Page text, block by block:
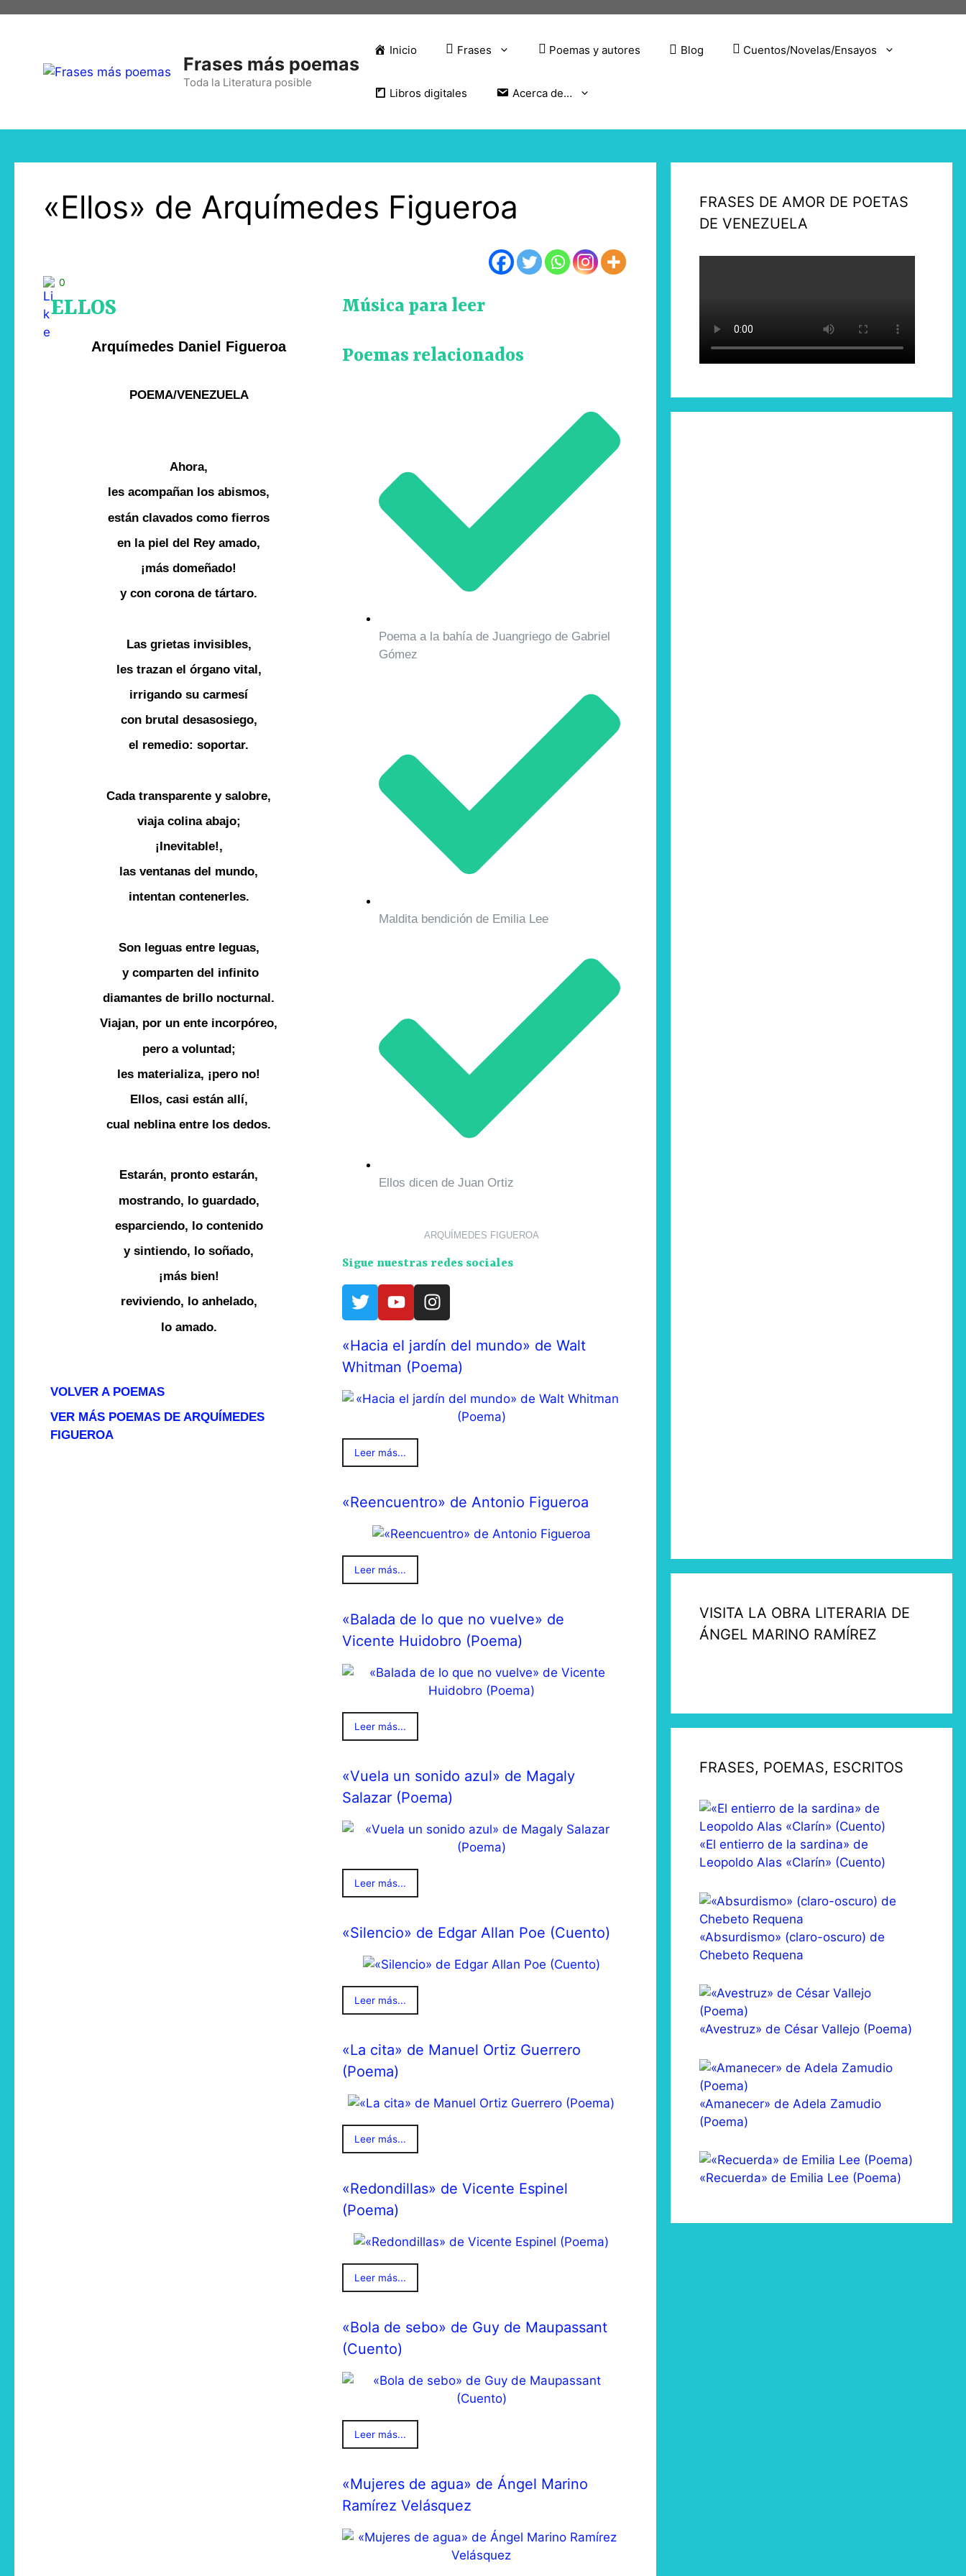
Frases más poemas
Toda la Literatura posible
Inicio Frases Poemas y autores Blog Cuentos/Novelas/Ensayos
Libros digitales Acerca de…
«Ellos» de Arquímedes Figueroa
0
ELLOS
Arquímedes Daniel Figueroa
POEMA/VENEZUELA
Ahora,
les acompañan los abismos,
están clavados como fierros
en la piel del Rey amado,
¡más domeñado!
y con corona de tártaro.
Las grietas invisibles,
les trazan el órgano vital,
irrigando su carmesí
con brutal desasosiego,
el remedio: soportar.
Cada transparente y salobre,
viaja colina abajo;
¡Inevitable!,
las ventanas del mundo,
intentan contenerles.
Son leguas entre leguas,
y comparten del infinito
diamantes de brillo nocturnal.
Viajan, por un ente incorpóreo,
pero a voluntad;
les materializa, ¡pero no!
Ellos, casi están allí,
cual neblina entre los dedos.
Estarán, pronto estarán,
mostrando, lo guardado,
esparciendo, lo contenido
y sintiendo, lo soñado,
¡más bien!
reviviendo, lo anhelado,
lo amado.
VOLVER A POEMAS
VER MÁS POEMAS DE ARQUÍMEDES
FIGUEROA
Música para leer
Poemas relacionados
Poema a la bahía de Juangriego de Gabriel
Gómez
Maldita bendición de Emilia Lee
Ellos dicen de Juan Ortiz
ARQUÍMEDES FIGUEROA
Sigue nuestras redes sociales
«Hacia el jardín del mundo» de Walt
Whitman (Poema)
Leer más...
«Reencuentro» de Antonio Figueroa
Leer más...
«Balada de lo que no vuelve» de
Vicente Huidobro (Poema)
Leer más...
«Vuela un sonido azul» de Magaly
Salazar (Poema)
Leer más...
«Silencio» de Edgar Allan Poe (Cuento)
Leer más...
«La cita» de Manuel Ortiz Guerrero
(Poema)
Leer más...
«Redondillas» de Vicente Espinel
(Poema)
Leer más...
«Bola de sebo» de Guy de Maupassant
(Cuento)
Leer más...
«Mujeres de agua» de Ángel Marino
Ramírez Velásquez
FRASES DE AMOR DE POETAS
DE VENEZUELA
VISITA LA OBRA LITERARIA DE
ÁNGEL MARINO RAMÍREZ
FRASES, POEMAS, ESCRITOS
«El entierro de la sardina» de
Leopoldo Alas «Clarín» (Cuento)
«Absurdismo» (claro-oscuro) de
Chebeto Requena
«Avestruz» de César Vallejo (Poema)
«Amanecer» de Adela Zamudio
(Poema)
«Recuerda» de Emilia Lee (Poema)